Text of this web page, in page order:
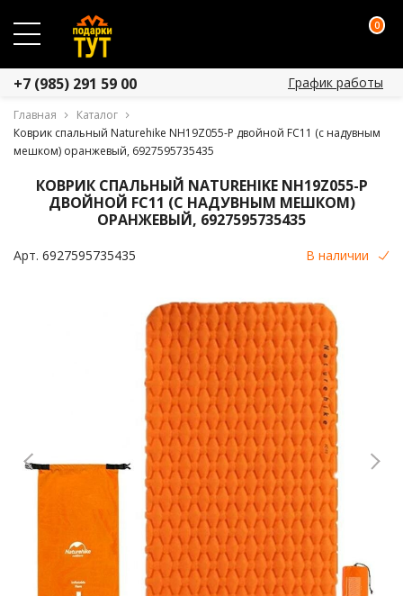
0
+7 (985) 291 59 00 График работы
Главная
Каталог
Коврик спальный Naturehike NH19Z055-P двойной FC11 (с надувным
мешком) оранжевый, 6927595735435
КОВРИК СПАЛЬНЫЙ NATUREHIKE NH19Z055-P
ДВОЙНОЙ FC11 (С НАДУВНЫМ МЕШКОМ)
ОРАНЖЕВЫЙ, 6927595735435
Арт. 6927595735435 В наличии